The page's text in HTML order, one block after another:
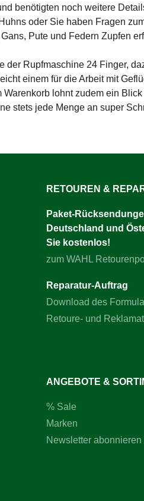
benötigten noch weitere
oder Sie haben Fragen
Pute und Federn Zupfen
Rupfmaschine 24 Finger,
einem für die Arbeit mit
Warenkorb lohnt zudem ein
stets jede Menge an super
RETOUREN &
Paket-
Deutschland und
Sie kostenlos!
zum WAHL
Reparatur-Auftrag
Download des
Retoure- und
ANGEBOTE &
% Sale
Marken
Newsletter abonnieren